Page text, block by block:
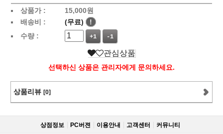
상품가 : 15,000원
배송비 :
(무료)
!
수량 :
+1 -1
관심상품
선택하신 상품은 관리자에게 문의하세요.
상품리뷰 [0]
상점정보 PC버젼 이용안내 고객센터 커뮤니티